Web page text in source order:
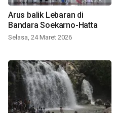
Arus balik Lebaran di
Bandara Soekarno-Hatta
Selasa, 24 Maret 2026